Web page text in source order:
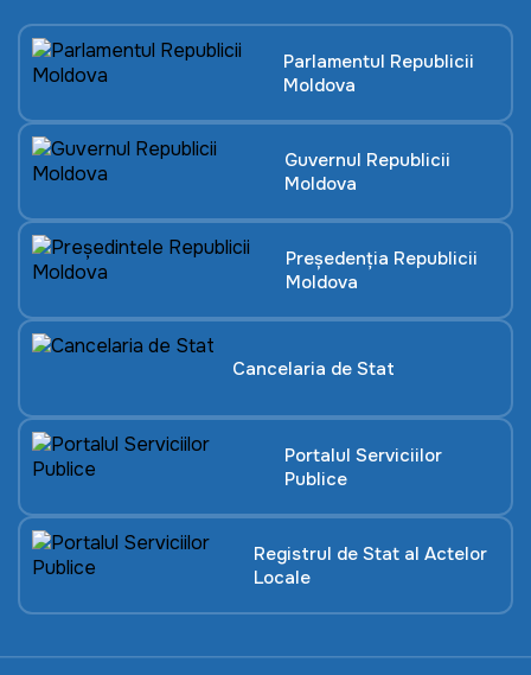
Parlamentul Republicii
Moldova
Guvernul Republicii
Moldova
Președenția Republicii
Moldova
Cancelaria de Stat
Portalul Serviciilor
Publice
Registrul de Stat al Actelor
Locale